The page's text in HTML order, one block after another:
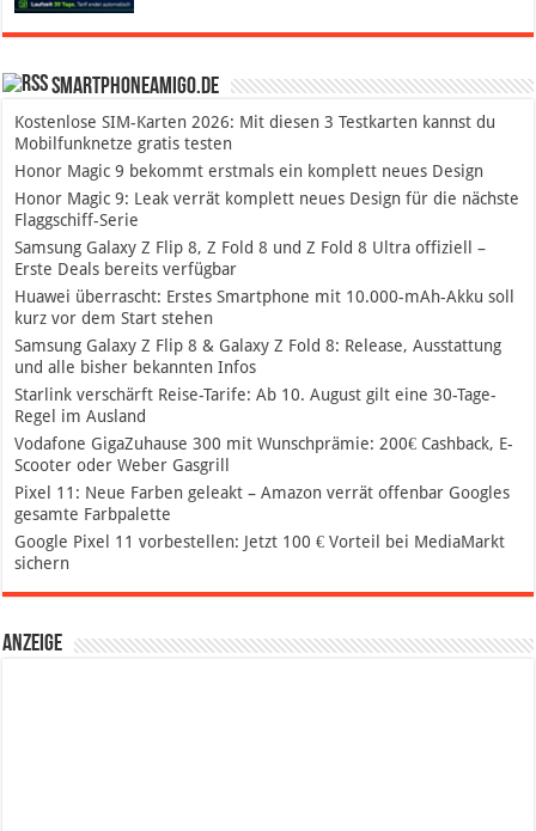
SmartphoneAmigo.de
Kostenlose SIM-Karten 2026: Mit diesen 3 Testkarten kannst du
Mobilfunknetze gratis testen
Honor Magic 9 bekommt erstmals ein komplett neues Design
Honor Magic 9: Leak verrät komplett neues Design für die nächste
Flaggschiff-Serie
Samsung Galaxy Z Flip 8, Z Fold 8 und Z Fold 8 Ultra offiziell –
Erste Deals bereits verfügbar
Huawei überrascht: Erstes Smartphone mit 10.000-mAh-Akku soll
kurz vor dem Start stehen
Samsung Galaxy Z Flip 8 & Galaxy Z Fold 8: Release, Ausstattung
und alle bisher bekannten Infos
Starlink verschärft Reise-Tarife: Ab 10. August gilt eine 30-Tage-
Regel im Ausland
Vodafone GigaZuhause 300 mit Wunschprämie: 200€ Cashback, E-
Scooter oder Weber Gasgrill
Pixel 11: Neue Farben geleakt – Amazon verrät offenbar Googles
gesamte Farbpalette
Google Pixel 11 vorbestellen: Jetzt 100 € Vorteil bei MediaMarkt
sichern
Anzeige